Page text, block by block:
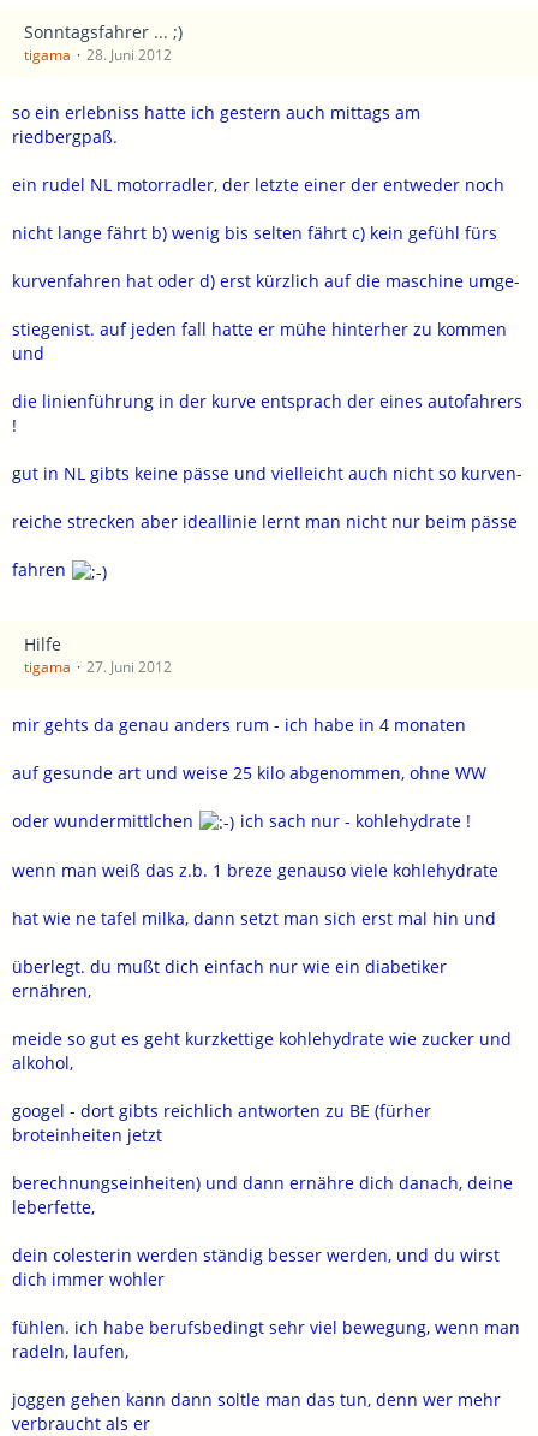
Sonntagsfahrer ... ;)
tigama 28. Juni 2012
so ein erlebniss hatte ich gestern auch mittags am
riedbergpaß.
ein rudel NL motorradler, der letzte einer der entweder noch
nicht lange fährt b) wenig bis selten fährt c) kein gefühl fürs
kurvenfahren hat oder d) erst kürzlich auf die maschine umge-
stiegenist. auf jeden fall hatte er mühe hinterher zu kommen
und
die linienführung in der kurve entsprach der eines autofahrers
!
gut in NL gibts keine pässe und vielleicht auch nicht so kurven-
reiche strecken aber ideallinie lernt man nicht nur beim pässe
fahren
Hilfe
tigama 27. Juni 2012
mir gehts da genau anders rum - ich habe in 4 monaten
auf gesunde art und weise 25 kilo abgenommen, ohne WW
oder wundermittlchen ich sach nur - kohlehydrate !
wenn man weiß das z.b. 1 breze genauso viele kohlehydrate
hat wie ne tafel milka, dann setzt man sich erst mal hin und
überlegt. du mußt dich einfach nur wie ein diabetiker
ernähren,
meide so gut es geht kurzkettige kohlehydrate wie zucker und
alkohol,
googel - dort gibts reichlich antworten zu BE (fürher
broteinheiten jetzt
berechnungseinheiten) und dann ernähre dich danach, deine
leberfette,
dein colesterin werden ständig besser werden, und du wirst
dich immer wohler
fühlen. ich habe berufsbedingt sehr viel bewegung, wenn man
radeln, laufen,
joggen gehen kann dann soltle man das tun, denn wer mehr
verbraucht als er